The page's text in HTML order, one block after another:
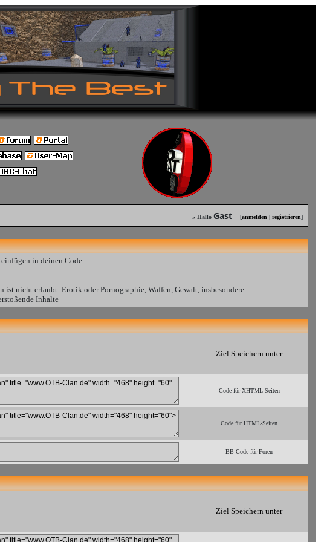
» Hallo Gast [anmelden | registrieren]
in deinen Code.
ist nichterlaubt: Erotik oder Pornographie, Waffen, Gewalt, insbesondere
Inhalte
Ziel Speichern unter
Code für XHTML-Seiten
Code für HTML-Seiten
BB-Code für Foren
Ziel Speichern unter